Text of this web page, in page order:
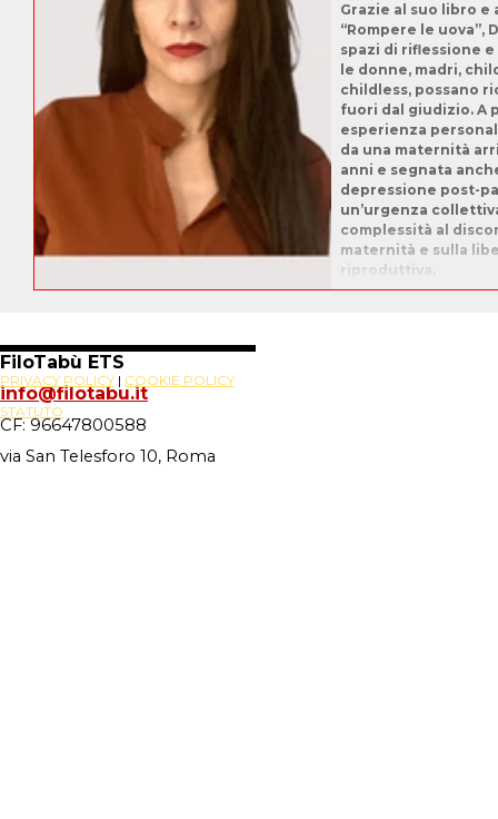
Grazie al suo libro
“Rompere le uova”,
spazi di riflessione
le donne, madri,
childless, possano
fuori dal giudizio. A
esperienza
da una maternità
anni e segnata
depressione post-
un’urgenza
complessità al
maternità e sulla
riproduttiva.
PRIVACY POLICY | COOKIE POLICY
STATUTO
FiloTabù ETS
info@filotabu.it
CF: 96647800588
via San Telesforo 10, Roma